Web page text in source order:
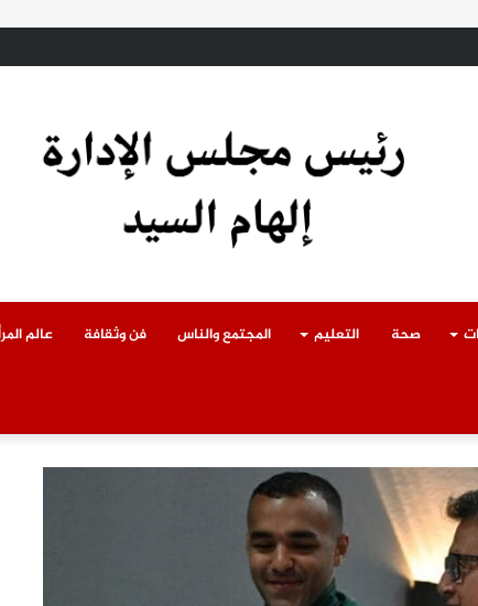
صحة التعليم المجتمع والناس فن وثقافة عالم